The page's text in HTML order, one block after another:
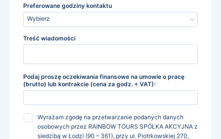
Preferowane godziny kontaktu
Wybierz
Treść wiadomości
Podaj proszę oczekiwania finansowe na umowie o pracę
(brutto) lub kontrakcie (cena za godz. + VAT):
Wyrażam zgodę na przetwarzanie podanych danych
osobowych przez RAINBOW TOURS SPÓŁKA AKCYJNA z
siedzibą w Łodzi (90 – 361), przy ul. Piotrkowskiej 270,